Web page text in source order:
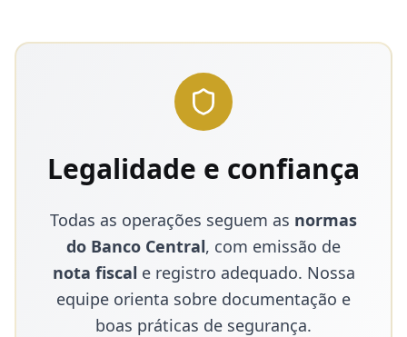
Legalidade e confiança
Todas as operações seguem as normas
do Banco Central, com emissão de
nota fiscal e registro adequado. Nossa
equipe orienta sobre documentação e
boas práticas de segurança.